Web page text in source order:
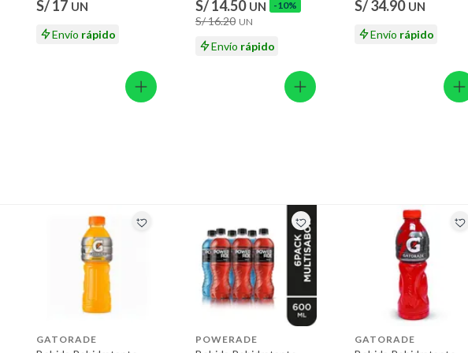
alimenticios, vitaminas.
S/ 17 UN
Envío rápido
S/ 14.50 UN -10%
S/ 16.20 UN
Envío rápido
S/ 34.90 UN
Envío rápido
GATORADE POWERADE GATORADE